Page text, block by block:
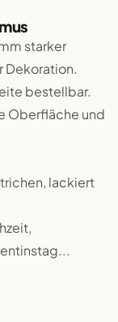
starker
Dekoration.
bestellbar.
Oberfläche und
lackiert